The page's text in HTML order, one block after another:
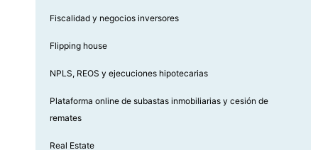
Fiscalidad y negocios inversores
Flipping house
NPLS, REOS y ejecuciones hipotecarias
Plataforma online de subastas inmobiliarias y cesión de
remates
Real Estate